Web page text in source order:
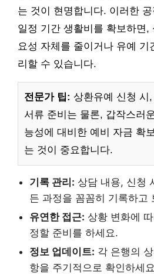
는 것이 현명합니다. 이러한
일정 기간 생활비를 확보하면,
요성 자체를 줄이거나 유예 기
리할 수 있습니다.
전문가 팁: 상환유예 신청 시
서류 준비는 물론, 갑작스러
능성에 대비한 예비 자금 확
는 것이 중요합니다.
기록 관리: 상담 내용, 신청
든 과정을 꼼꼼히 기록하고
유연한 접근: 상황 변화에
정할 준비를 하세요.
정보 업데이트: 각 은행의
항을 주기적으로 확인하세